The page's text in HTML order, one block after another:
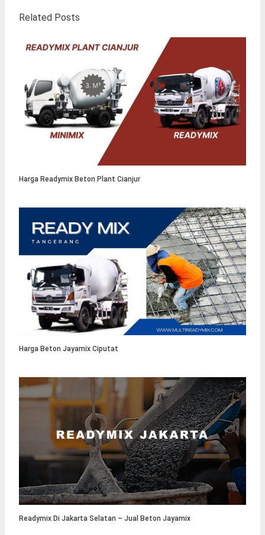
Related Posts
Harga Readymix Beton Plant Cianjur
Harga Beton Jayamix Ciputat
Readymix Di Jakarta Selatan – Jual Beton Jayamix